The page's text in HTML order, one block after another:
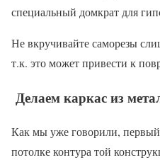
специальный домкрат для
Не вкручивайте саморезы
т.к. это может привести к
Делаем каркас из
Как мы уже говорили,
потолке контура той